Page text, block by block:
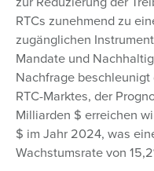
RTCs zunehmend zu
zugänglichen
Mandate und
Nachfrage
RTC-Marktes, der
Milliarden $ erreichen
$ im Jahr 2024, was
Wachstumsrate von